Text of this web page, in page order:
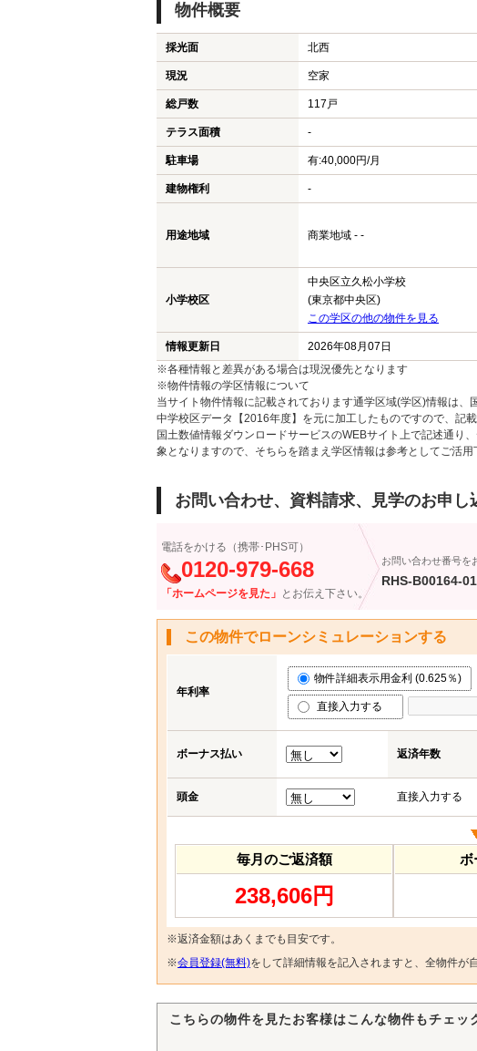
物件概要
採光面 北西
現況 空家
総戸数 117戸
テラス面積 -
駐車場 有:40,000円/月
建物権利 -
用途地域 商業地域 - -
小学校区
中央区立久松小学校
(東京都中央区)
この学区の他の物件を見る
情報更新日 2026年08月07日
※各種情報と差異がある場合は現況優先となります
※物件情報の学区情報について
当サイト物件情報に記載されております通学区域(学区)情報は
中学校区データ【2016年度】を元に加工したものですので、記
国土数値情報ダウンロードサービスのWEBサイト上で記述通り
象となりますので、そちらを踏まえ学区情報は参考としてご活用
お問い合わせ、資料請求、見学のお申し
電話をかける（携帯･PHS可）
0120-979-668
「ホームページを見た」 とお伝え下さい。
お問い合わせ番号を
RHS-B00164-
この物件でローンシミュレーションする
年利率
物件詳細表示用金利 (0.625％)
直接入力する
ボーナス払い 返済年数
頭金 直接入力する
毎月のご返済額
238,606円
ボ
※返済金額はあくまでも目安です。
※会員登録(無料)をして詳細情報を記入されますと、全物件が
こちらの物件を見たお客様はこんな物件もチェッ